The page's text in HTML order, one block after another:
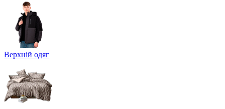
Верхній одяг